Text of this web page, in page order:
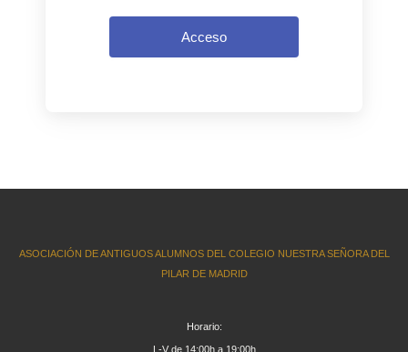
Acceso
ASOCIACIÓN DE ANTIGUOS ALUMNOS DEL COLEGIO NUESTRA SEÑORA DEL
PILAR DE MADRID
Horario:
L-V de 14:00h a 19:00h